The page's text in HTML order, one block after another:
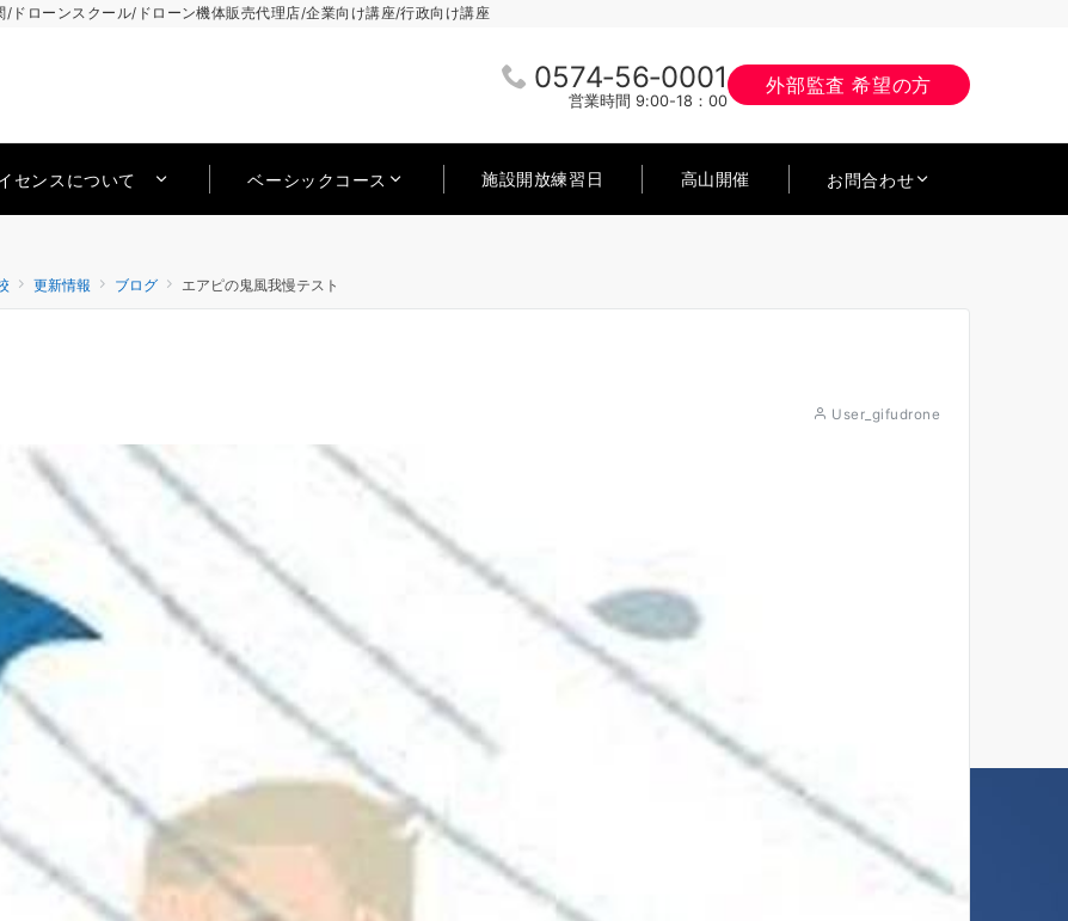
ローンスクール/ドローン機体販売代理店/企業向け講座/行政向け講座
0574‐56‐0001
営業時間 9:00-18：00
外部監査 希望の方
センスについて ベーシックコース 施設開放練習日 高山開催 お問合わせ
更新情報 ブログ エアピの鬼風我慢テスト
User_gifudrone